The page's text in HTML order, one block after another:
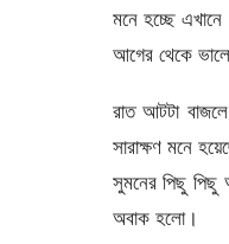
মনে হচ্ছে
আগের থেকে
রাত আটটা
সারাক্ষণ মনে
সুমনের পিছু
অবাক হলো।